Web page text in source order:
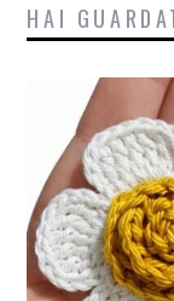
HAI